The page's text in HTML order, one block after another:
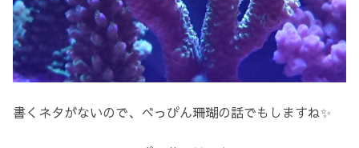
書くネタがないので、べっぴん珊瑚の話でもしますね✨